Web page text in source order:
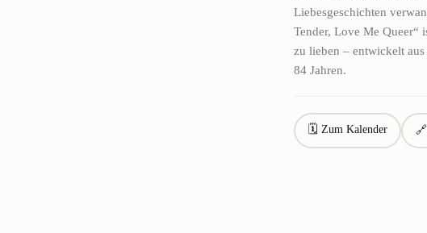
Liebesgeschichten
Tender, Love Me Queer“
zu lieben – entwickelt
84 Jahren.
🗓 Zum Kalender